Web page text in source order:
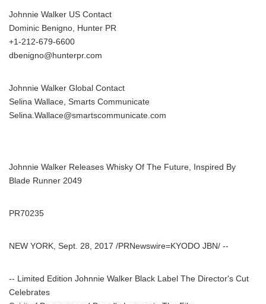
Johnnie Walker US Contact
Dominic Benigno, Hunter PR
+1-212-679-6600
dbenigno@hunterpr.com
Johnnie Walker Global Contact
Selina Wallace, Smarts Communicate
Selina.Wallace@smartscommunicate.com
Johnnie Walker Releases Whisky Of The Future, Inspired By
Blade Runner 2049
PR70235
NEW YORK, Sept. 28, 2017 /PRNewswire=KYODO JBN/ --
-- Limited Edition Johnnie Walker Black Label The Director's Cut
Celebrates